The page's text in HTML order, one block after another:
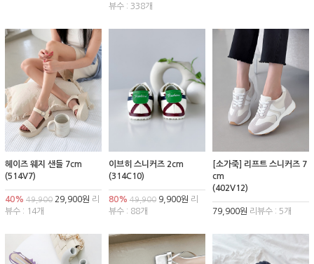
뷰수 : 338개
헤이즈 웨지 샌들 7cm
(514V7)
40% 49,900 29,900원 리
뷰수 : 14개
이브히 스니커즈 2cm
(314C10)
80% 49,9009,900원 리
뷰수 : 88개
[소가죽] 리프트 스니커즈 7
cm
(402V12)
79,900원 리뷰수 : 5개